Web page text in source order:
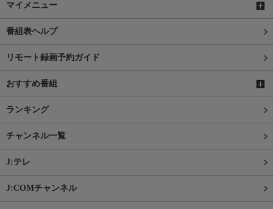
マイメニュー
番組表ヘルプ
リモート録画予約ガイド
おすすめ番組
ランキング
チャンネル一覧
J:テレ
J:COMチャンネル